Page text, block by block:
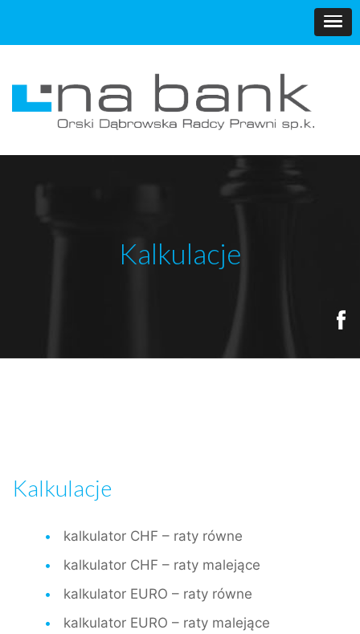
Kalkulacje
Kalkulacje
kalkulator CHF – raty równe
kalkulator CHF – raty malejące
kalkulator EURO – raty równe
kalkulator EURO – raty malejące